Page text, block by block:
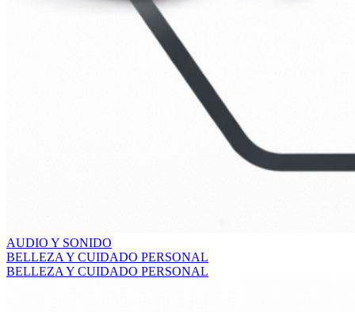
AUDIO Y SONIDO
BELLEZA Y CUIDADO PERSONAL
BELLEZA Y CUIDADO PERSONAL